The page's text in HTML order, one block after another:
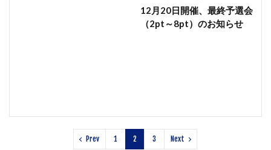
12月20日開催、最終予選会
（2pt～8pt）のお知らせ
Prev 1 2 3 Next